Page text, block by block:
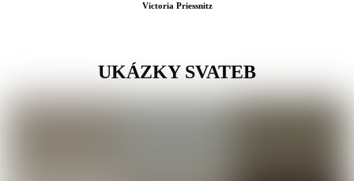
Victoria Priessnitz
UKÁZKY SVATEB